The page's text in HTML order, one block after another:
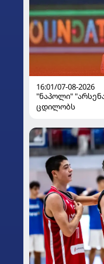
16:01/07-08-2026
"ნაპოლი"
ცდილობს